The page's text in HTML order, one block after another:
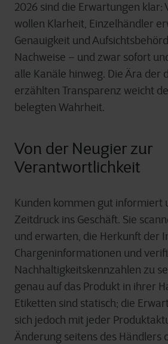
2026 sind die Erwartungen klar:
wollen Klarheit, Einzelhändler
Genauigkeit und
Nachweise – und zwar sofort
alle Kanäle hinweg. Die Ära der
erzählten Transparenz weicht
belegten Wahrheit.
Von der Neugier zur
Verantwortlichkeit
Kunden kommen gut informiert
Zeitdruck ins Geschäft. Sie
und erwarten, die Herkunft der
Chargeninformationen und
Nachhaltigkeitskennzahlen zu
genau auf das Produkt in ihrer
Etiketten sind statisch; die
sich jedoch mit jeder
Änderung seitens des Händlers